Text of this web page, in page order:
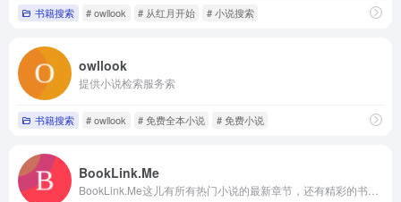
书籍搜索 # owllook # 从红月开始 # 小说搜索
owllook
提供小说检索服务索
书籍搜索 # owllook # 免费全本小说 # 免费小说
BookLink.Me